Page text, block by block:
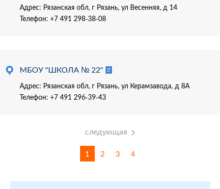
Адрес: Рязанская обл, г Рязань, ул Весенняя, д 14
Телефон: +7 491 298-38-08
МБОУ "ШКОЛА № 22"
Адрес: Рязанская обл, г Рязань, ул Керамзавода, д 8А
Телефон: +7 491 296-39-43
следующая
1 2 3 4